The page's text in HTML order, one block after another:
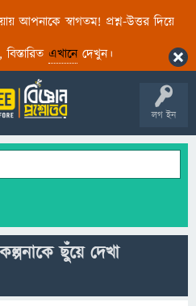
আপনাকে স্বাগতম! প্রশ্ন-উত্তর দিয়ে
এখানেদেখুন।
লগ ইন
ছুঁয়ে দেখা